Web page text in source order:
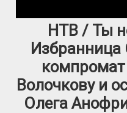
НТВ / Ты
Избранница
Волочкову и
Олега